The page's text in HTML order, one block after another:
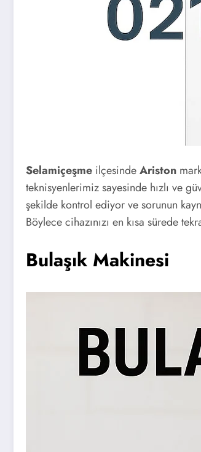
Selamiçeşme ilçesindeAriston
teknisyenlerimiz sayesinde hızlı ve
şekilde kontrol ediyor ve sorunun
Böylece cihazınızı en kısa sürede
Bulaşık Makinesi